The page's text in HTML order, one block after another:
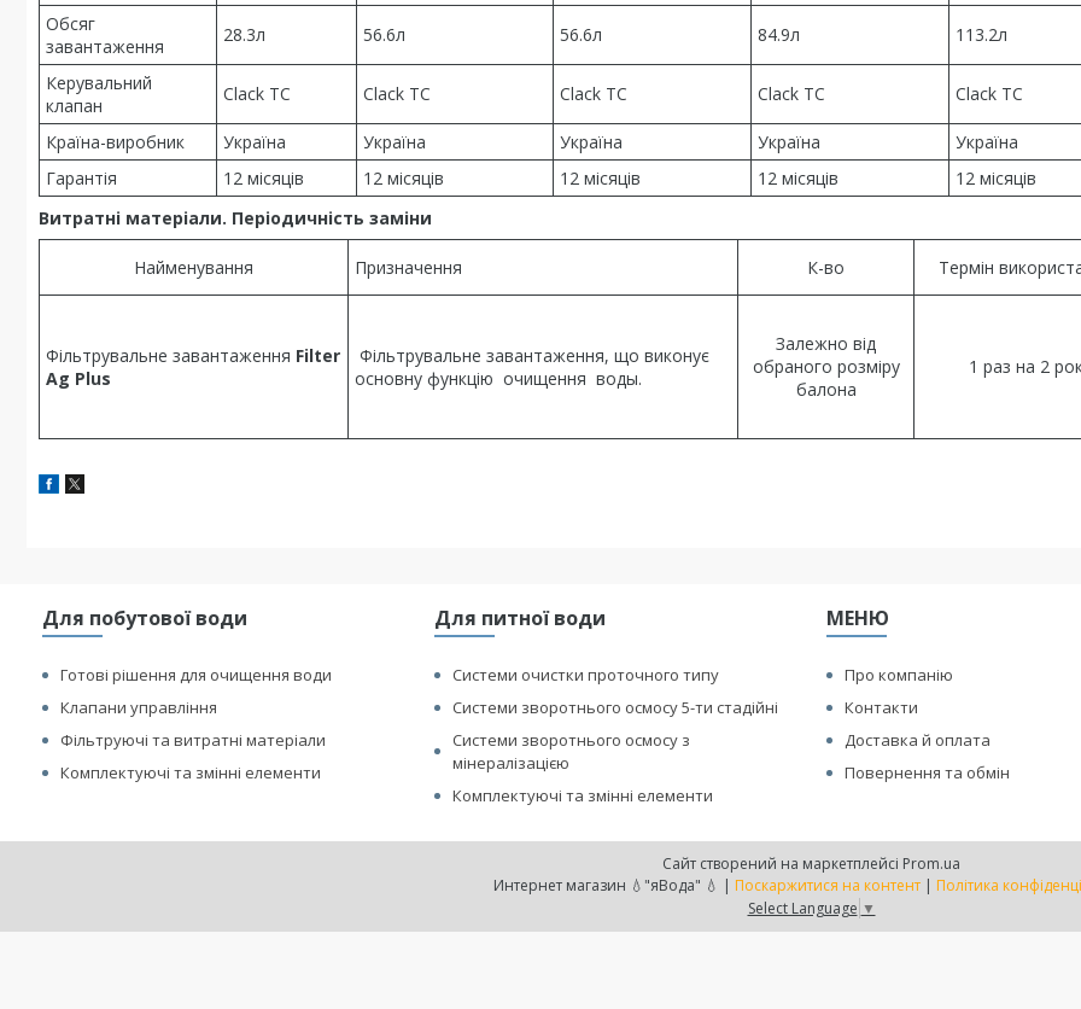
Обсяг
завантаження
28.3л 56.6л 56.6л 84.9л 113.2л
Керувальний
клапан
Clack TC Clack TC Clack TC Clack TC Clack TC
Країна-виробник Україна Україна Україна Україна
Україна
Гарантія
12 місяців 12 місяців 12 місяців 12 місяців
12 місяців
Витратні матеріали. Періодичність заміни
Найменування Призначення К-во Термін
Фільтрувальне завантаження Filter
Ag Plus
Фільтрувальне завантаження, що виконує
основну функцію очищення воды.
Залежно від
обраного розміру
балона
1 раз на 2
Для побутової води
Готові рішення для очищення води
Клапани управління
Фільтруючі та витратні матеріали
Комплектуючі та змінні елементи
Для питної води
Системи очистки проточного типу
Системи зворотнього осмосу 5-ти стадійні
Системи зворотнього осмосу з
мінералізацією
Комплектуючі та змінні елементи
МЕНЮ
Про компанію
Контакти
Доставка й оплата
Повернення та обмін
Сайт створений на маркетплейсі Prom.ua
Интернет магазин 💧"яВода" 💧 | Поскаржитися на контент | Політика
Select Language ▼